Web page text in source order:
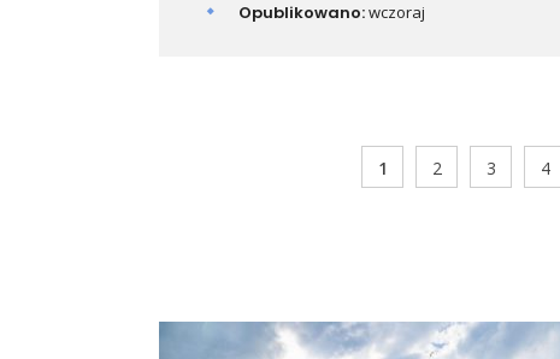
Opublikowano:wczoraj
1 2 3 4